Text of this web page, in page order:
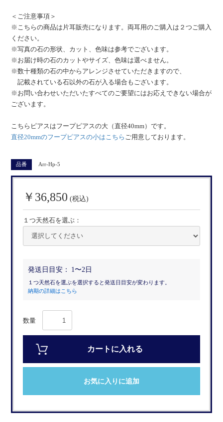
＜ご注意事項＞
※こちらの商品は片耳販売になります。両耳用のご購入は２つご購入
ください。
※写真の石の形状、カット、色味は参考でございます。
※お届け時の石のカットやサイズ、色味は選べません。
※数十種類の石の中からアレンジさせていただきますので、
記載されている石以外の石が入る場合もございます。
※お問い合わせいただいたすべてのご要望にはお応えできない場合が
ございます。
こちらピアスはフープピアスの大（直径40mm）です。
直径20mmのフープピアスの小はこちら ご用意しております。
品番 Arr-Hp-5
￥36,850 (税込)
１つ天然石を選ぶ：
発送日目安： 1〜2日
１つ天然石を選ぶを選択すると発送日目安が変わります。
納期の詳細はこちら
数量
カートに入れる
お気に入りに追加